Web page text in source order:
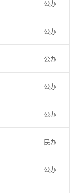
公办
公办
公办
公办
公办
民办
公办